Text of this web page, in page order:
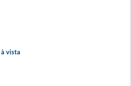
à vista